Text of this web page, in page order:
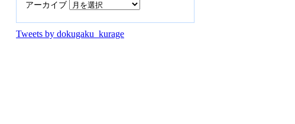
アーカイブ
Tweets by dokugaku_kurage